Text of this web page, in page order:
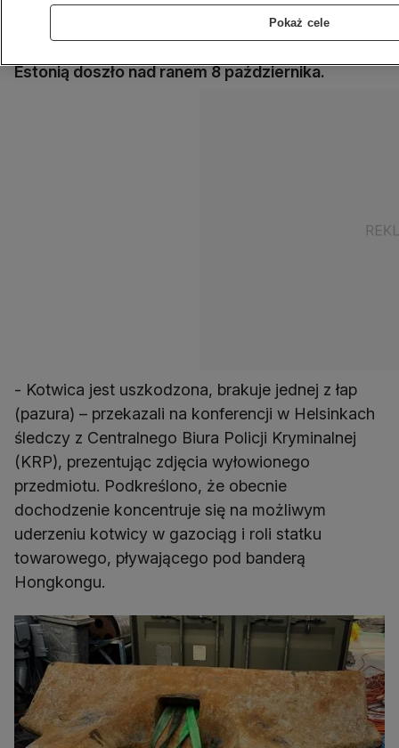
fińska policja. Do uszkodzenia
Estonią doszło nad ranem 8 października.
- Kotwica jest uszkodzona, brakuje jednej z łap
(pazura) – przekazali na konferencji w Helsinkach
śledczy z Centralnego Biura Policji Kryminalnej
(KRP), prezentując zdjęcia wyłowionego
przedmiotu. Podkreślono, że obecnie
dochodzenie koncentruje się na możliwym
uderzeniu kotwicy w gazociąg i roli statku
towarowego, pływającego pod banderą
Hongkongu.
Pokaż cele